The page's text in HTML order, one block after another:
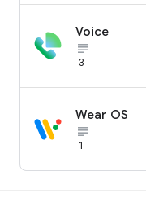
Voice
3
Wear OS
1